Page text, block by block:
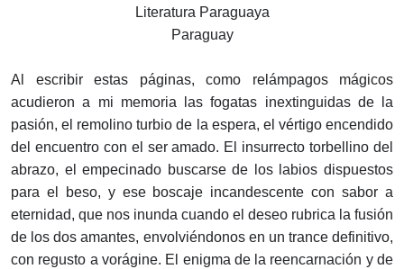
Literatura Paraguaya
Paraguay
Al escribir estas páginas, como relámpagos mágicos
acudieron a mi memoria las fogatas inextinguidas de la
pasión, el remolino turbio de la espera, el vértigo encendido
del encuentro con el ser amado. El insurrecto torbellino del
abrazo, el empecinado buscarse de los labios dispuestos
para el beso, y ese boscaje incandescente con sabor a
eternidad, que nos inunda cuando el deseo rubrica la fusión
de los dos amantes, envolviéndonos en un trance definitivo,
con regusto a vorágine. El enigma de la reencarnación y de